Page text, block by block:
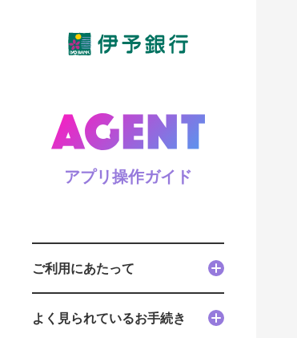
アプリ操作ガイド
ご利用にあたって
よく見られているお手続き